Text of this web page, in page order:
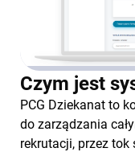
Czym jest
PCG Dziekanatto
do zarządzania
rekrutacji, przez